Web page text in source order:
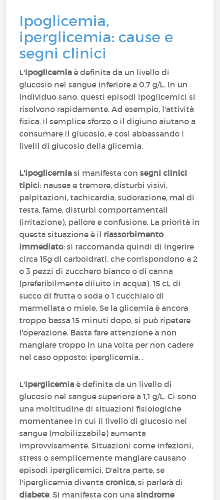
Ipoglicemia,
iperglicemia: cause e
segni clinici
L'ipoglicemia è definita da un livello di
glucosio nel sangue inferiore a 0,7 g/L. In un
individuo sano, questi episodi ipoglicemici si
risolvono rapidamente. Ad esempio, l'attività
fisica, il semplice sforzo o il digiuno aiutano a
consumare il glucosio, e cosìabbassando i
livelli di glucosio della glicemia.
L'ipoglicemia si manifesta consegni clinici
tipici: nausea e tremore, disturbi visivi,
palpitazioni, tachicardia, sudorazione, mal di
testa, fame, disturbi comportamentali
(irritazione), pallore e confusione. La priorità in
questa situazione è il riassorbimento
immediato: si raccomanda quindi di ingerire
circa 15g di carboidrati, che corrispondono a 2
o 3 pezzi di zucchero bianco o di canna
(preferibilmente diluito in acqua), 15 cL di
succo di frutta o soda o 1 cucchiaio di
marmellata o miele. Se la glicemia è ancora
troppo bassa 15 minuti dopo, si può ripetere
l'operazione. Basta fare attenzione a non
mangiare troppo in una volta per non cadere
nel caso opposto: iperglicemia. .
L'iperglicemia è definita da un livello di
glucosio nel sangue superiore a 1,1 g/L. Ci sono
una moltitudine di situazioni fisiologiche
momentanee in cui il livello di glucosio nel
sangue (mobilizzabile) aumenta
improvvisamente. Situazioni come infezioni,
stress o semplicemente mangiare causano
episodi iperglicemici. D'altra parte, se
l'iperglicemia diventacronica, si parlerà di
diabete. Si manifesta con unasindrome